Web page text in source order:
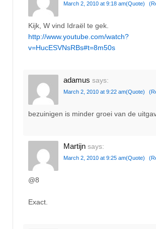
March 2, 2010 at 9:18 am(Quote)
Kijk, W vind Idraël te gek.
http://www.youtube.com/watch?
v=HucESVNsRBs#t=8m50s
adamus says:
March 2, 2010 at 9:22 am(Quote)
bezuinigen is minder groei van de
Martijn says:
March 2, 2010 at 9:25 am(Quote)
@8
Exact.